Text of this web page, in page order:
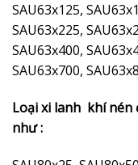
SAU63x125,
SAU63x225,
SAU63x400,
SAU63x700,
Loại xi lanh khí nén
như :